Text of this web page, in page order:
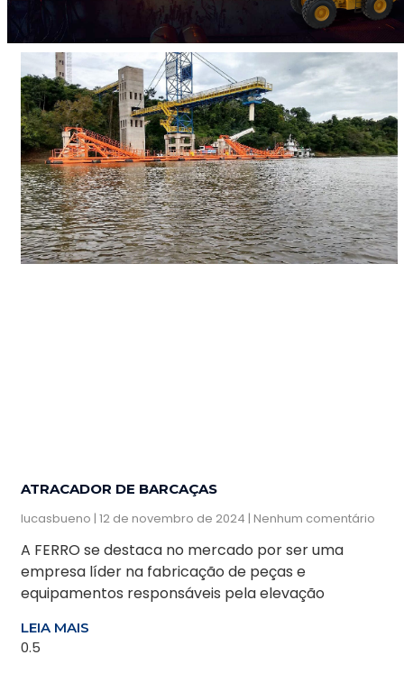
ATRACADOR DE BARCAÇAS
lucasbueno 12 de novembro de 2024 Nenhum comentário
A FERRO se destaca no mercado por ser uma
empresa líder na fabricação de peças e
equipamentos responsáveis pela elevação
LEIA MAIS